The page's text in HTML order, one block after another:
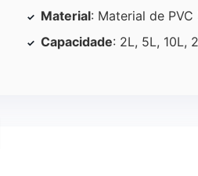
Material: Material de PVC
Capacidade: 2L, 5L, 10L,